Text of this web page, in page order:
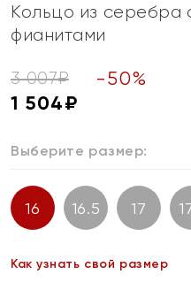
Кольцо из серебра
фианитами
3 007₽ -50%
1 504₽
Выберите размер:
16 16.5 17
Как узнать свой размер